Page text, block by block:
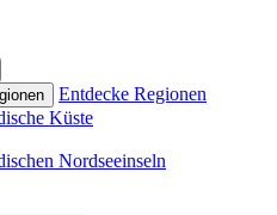
Entdecke Regionen
Küste
Nordseeinseln